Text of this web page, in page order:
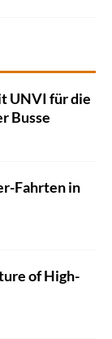
UNVI für die
Busse
Fahrten in
of High-